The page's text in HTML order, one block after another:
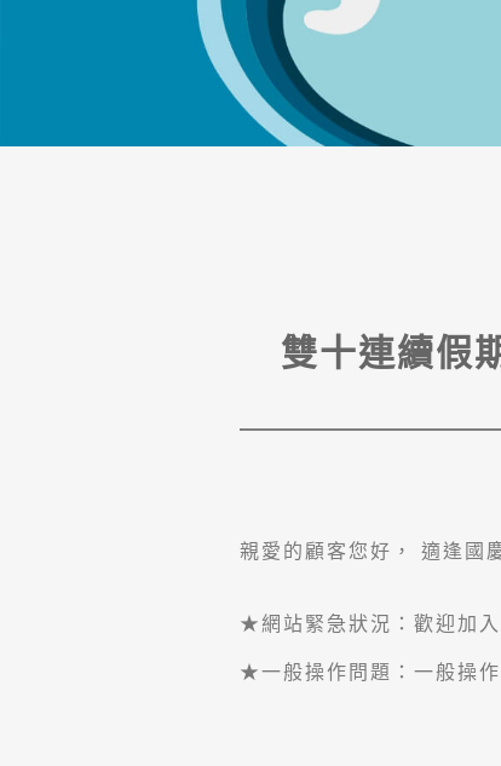
雙十連續假
親愛的顧客您好， 適逢國
★網站緊急狀況：歡迎加入
★一般操作問題：一般操